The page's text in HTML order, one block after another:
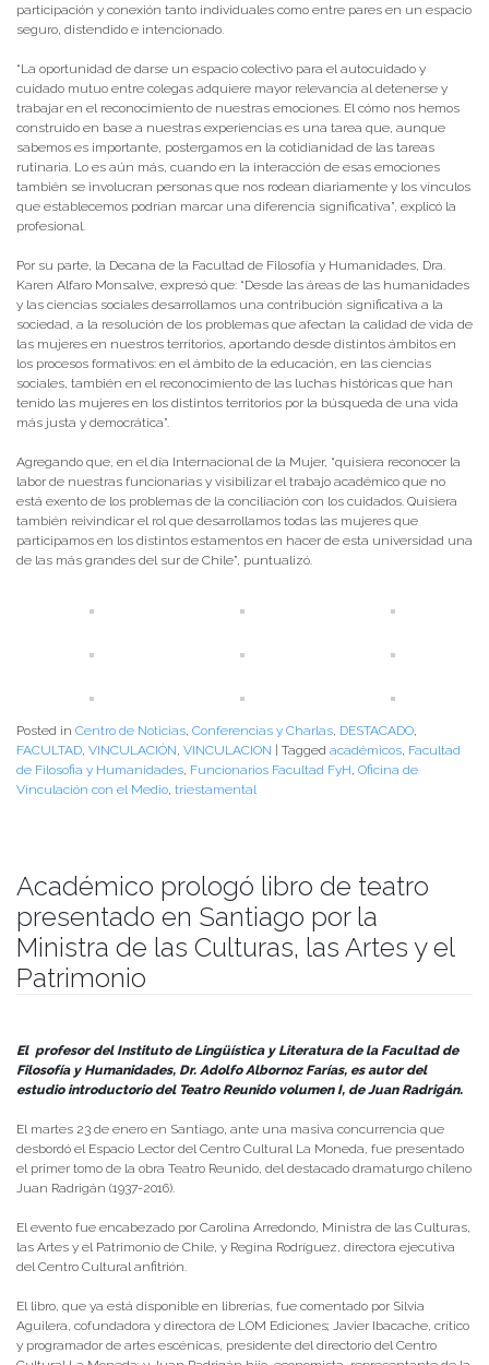
participación y conexión tanto individuales como entre pares en un espacio
seguro, distendido e intencionado.
“La oportunidad de darse un espacio colectivo para el autocuidado y
cuidado mutuo entre colegas adquiere mayor relevancia al detenerse y
trabajar en el reconocimiento de nuestras emociones. El cómo nos hemos
construido en base a nuestras experiencias es una tarea que, aunque
sabemos es importante, postergamos en la cotidianidad de las tareas
rutinaria. Lo es aún más, cuando en la interacción de esas emociones
también se involucran personas que nos rodean diariamente y los vínculos
que establecemos podrían marcar una diferencia significativa”, explicó la
profesional.
Por su parte, la Decana de la Facultad de Filosofía y Humanidades, Dra.
Karen Alfaro Monsalve, expresó que: “Desde las áreas de las humanidades
y las ciencias sociales desarrollamos una contribución significativa a la
sociedad, a la resolución de los problemas que afectan la calidad de vida de
las mujeres en nuestros territorios, aportando desde distintos ámbitos en
los procesos formativos: en el ámbito de la educación, en las ciencias
sociales, también en el reconocimiento de las luchas históricas que han
tenido las mujeres en los distintos territorios por la búsqueda de una vida
más justa y democrática”.
Agregando que, en el día Internacional de la Mujer, “quisiera reconocer la
labor de nuestras funcionarias y visibilizar el trabajo académico que no
está exento de los problemas de la conciliación con los cuidados. Quisiera
también reivindicar el rol que desarrollamos todas las mujeres que
participamos en los distintos estamentos en hacer de esta universidad una
de las más grandes del sur de Chile”, puntualizó.
Posted in Centro de Noticias, Conferencias y Charlas, DESTACADO,
FACULTAD, VINCULACIÓN, VINCULACION | Tagged académicos, Facultad
de Filosofia y Humanidades, Funcionarios Facultad FyH, Oficina de
Vinculación con el Medio, triestamental
Académico prologó libro de teatro
presentado en Santiago por la
Ministra de las Culturas, las Artes y el
Patrimonio
El profesor del Instituto de Lingüística y Literatura de la Facultad de
Filosofía y Humanidades, Dr. Adolfo Albornoz Farías, es autor del
estudio introductorio del Teatro Reunido volumen I, de Juan Radrigán.
El martes 23 de enero en Santiago, ante una masiva concurrencia que
desbordó el Espacio Lector del Centro Cultural La Moneda, fue presentado
el primer tomo de la obra Teatro Reunido, del destacado dramaturgo chileno
Juan Radrigán (1937-2016).
El evento fue encabezado por Carolina Arredondo, Ministra de las Culturas,
las Artes y el Patrimonio de Chile, y Regina Rodríguez, directora ejecutiva
del Centro Cultural anfitrión.
El libro, que ya está disponible en librerías, fue comentado por Silvia
Aguilera, cofundadora y directora de LOM Ediciones; Javier Ibacache, crítico
y programador de artes escénicas, presidente del directorio del Centro